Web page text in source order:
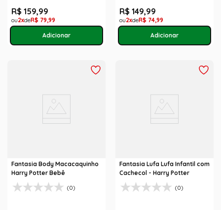
R$ 159,99
2 R$ 79,99
R$ 149,99
2 R$ 74,99
Fantasia Body Macacaquinho
Harry Potter Bebê
(0)
Fantasia Lufa Lufa Infantil com
Cachecol - Harry Potter
(0)